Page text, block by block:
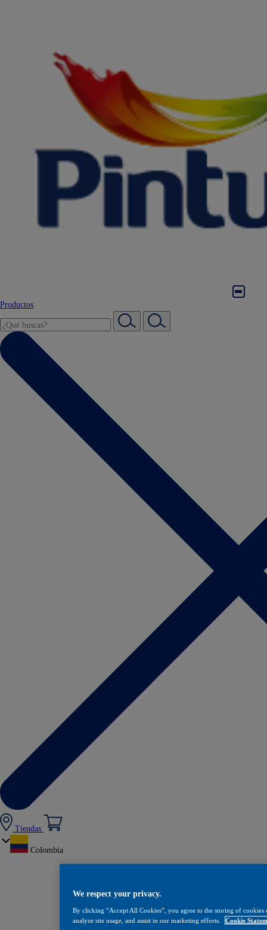
Productos
Tiendas
Colombia
We respect your privacy.
By clicking “Accept All Cookies”, you agree to the storing of
analyze site usage, and assist in our marketing efforts.
Cookie